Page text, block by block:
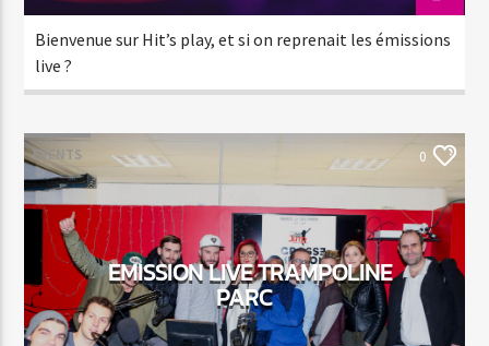
Bienvenue sur Hit’s play, et si on reprenait les émissions
live ?
EVENTS 0
EMISSION LIVE TRAMPOLINE
PARC